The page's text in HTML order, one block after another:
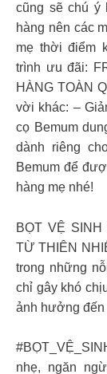
cũng sẽ chú ý
hàng nên các
mẹ thời điểm
trình ưu đãi:
HÀNG TOÀN
vời khác: –
cọ Bemum
dành riêng
Bemum để
hàng mẹ nhé!
BỌT VỆ
TỪ THIÊN
trong những
chỉ gây khó
ảnh hưởng đến
nhẹ, ngăn